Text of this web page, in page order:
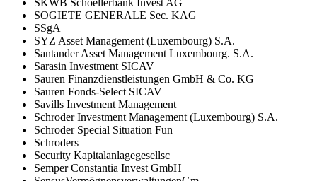
SOGIETE GENERALE Sec. KAG
SSgA
SYZ Asset Management (Luxembourg) S.A.
Santander Asset Management Luxembourg. S.A.
Sarasin Investment SICAV
Sauren Finanzdienstleistungen GmbH & Co. KG
Sauren Fonds-Select SICAV
Savills Investment Management
Schroder Investment Management (Luxembourg) S.A.
Schroder Special Situation Fun
Schroders
Security Kapitalanlagegesellsc
Semper Constantia Invest GmbH